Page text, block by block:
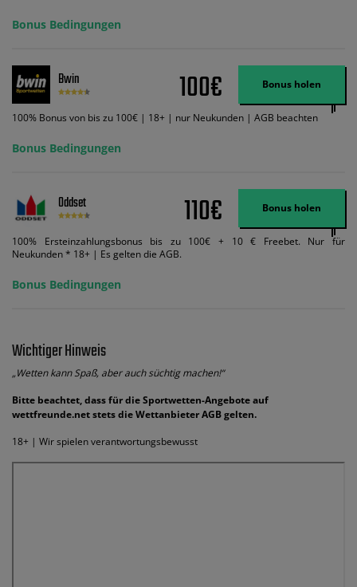
ein und wir geben Ihnen die entsprechende qualifizierende Einzahlung in
Wett-Credits, wenn Sie qualifizierende Wetten im gleichen Wert platzieren
Wett-Credits aus. Es gelten die AGB, Zeitlimits und Ausnahmen. Der Bonus-
Code VIPANGEBOT kann während der Anmeldung benutzt werden, jedoch
ändert dies den Angebotsbetrag in keinster Weise.
Bonus Bedingungen
Bwin 100€ Bonus holen
100% Bonus von bis zu 100€ | 18+ | nur Neukunden | AGB beachten
Bonus Bedingungen
Oddset 110€ Bonus holen
100% Ersteinzahlungsbonus bis zu 100€ + 10 € Freebet. Nur für
Neukunden * 18+ | Es gelten die AGB.
Bonus Bedingungen
Wichtiger Hinweis
„Wetten kann Spaß, aber auch süchtig machen!“
Bitte beachtet, dass für die Sportwetten-Angebote auf
wettfreunde.net stets die Wettanbieter AGB gelten.
18+ | Wir spielen verantwortungsbewusst